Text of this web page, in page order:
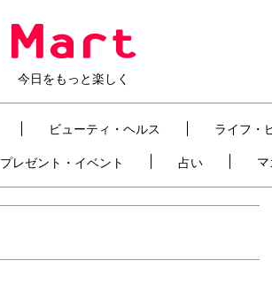
今日をもっと楽しく
ビューティ・ヘルス ライフ・
プレゼント・イベント 占い